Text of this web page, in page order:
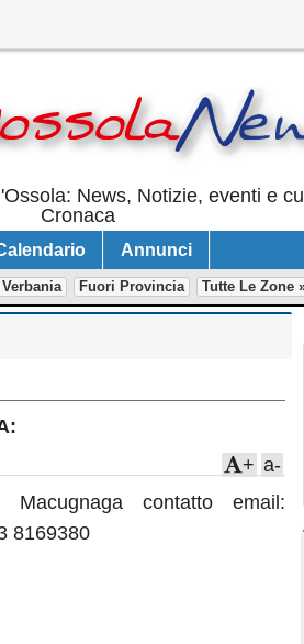
News, Notizie, eventi e
Cronaca
Annunci
Verbania Fuori Provincia Tutte Le Zone
a-
+
Macugnaga contatto email:
8169380